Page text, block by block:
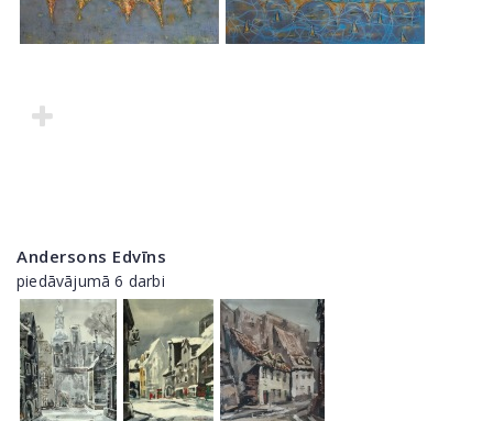
Andersons Edvīns
piedāvājumā 6 darbi